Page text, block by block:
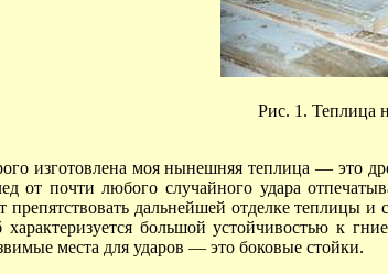
Рис. 1. Теплица
изготовлена моя нынешняятеплица — это
от почти любого случайного удара
препятствовать дальнейшей отделке теплицы
большой устойчивостью к
места для ударов — это боковые стойки.